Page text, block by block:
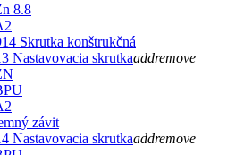
8.8
Skrutka konštrukčná
Nastavovacia skrutkaaddremove
závit
Nastavovacia skrutkaaddremove